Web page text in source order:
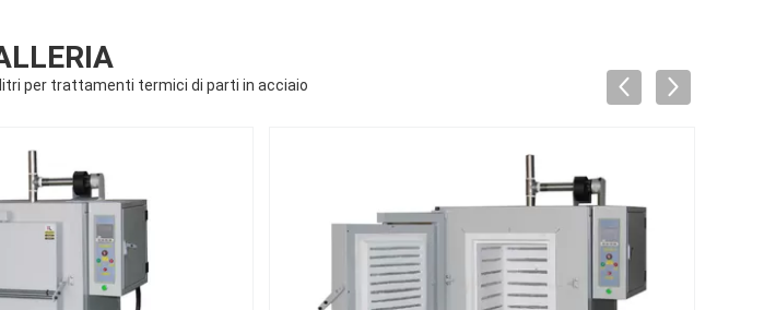
litri per trattamenti termici di parti in acciaio